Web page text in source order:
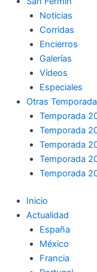
Noticias
Corridas
Encierros
Galerías
Vídeos
Especiales
Otras
Temporada
Temporada
Temporada
Temporada
Temporada
Inicio
Actualidad
España
México
Francia